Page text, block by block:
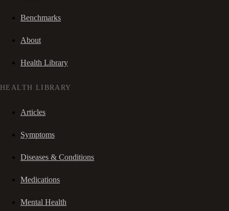
Benchmarks
About
Health Library
HEALTH LIBRARY
Articles
Symptoms
Diseases & Conditions
Medications
Mental Health